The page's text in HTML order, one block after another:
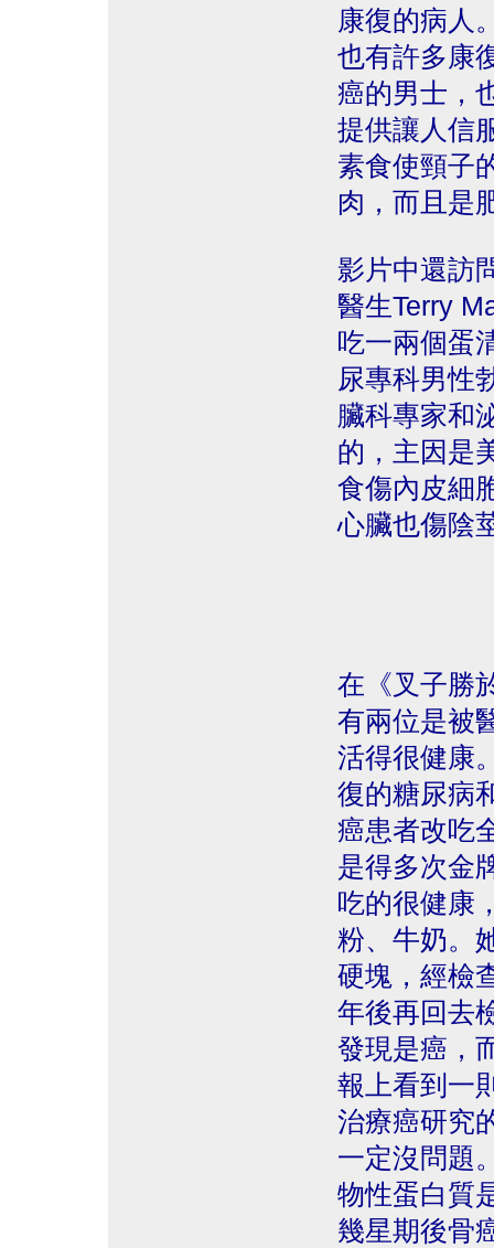
康復的病人
也有許多康
癌的男士，
提供讓人信
素食使頸子
肉，而且是
影片中還訪
醫生Terry
吃一兩個蛋
尿專科男性
臟科專家和
的，主因是
食傷內皮細
心臟也傷陰
在《叉子勝
有兩位是被
活得很健康
復的糖尿病
癌患者改吃
是得多次金
吃的很健康
粉、牛奶。
硬塊，經檢
年後再回去
發現是癌，
報上看到一
治療癌研究
一定沒問題
物性蛋白質
幾星期後骨